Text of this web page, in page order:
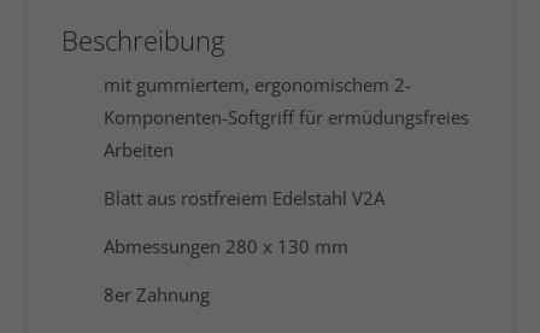
Beschreibung
mit gummiertem, ergonomischem 2-
Komponenten-Softgriff für ermüdungsfreies
Arbeiten
Blatt aus rostfreiem Edelstahl V2A
Abmessungen 280 x 130 mm
8er Zahnung